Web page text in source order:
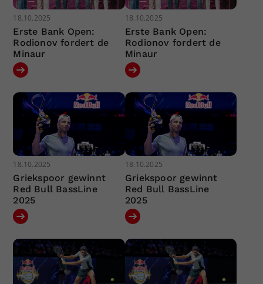
18.10.2025
Erste Bank Open:
Rodionov fordert de
Minaur
18.10.2025
Erste Bank Open:
Rodionov fordert de
Minaur
18.10.2025
Griekspoor gewinnt
Red Bull BassLine
2025
18.10.2025
Griekspoor gewinnt
Red Bull BassLine
2025